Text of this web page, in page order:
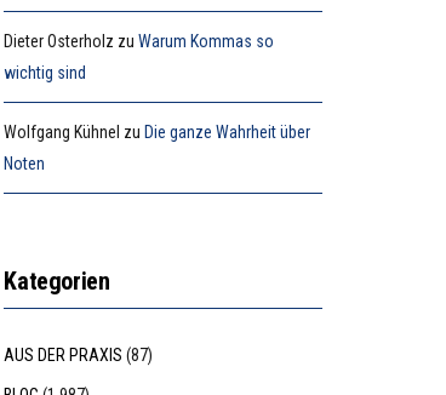
Dieter Osterholz zuWarum Kommas so
wichtig sind
Wolfgang Kühnel zu Die ganze Wahrheit über
Noten
Kategorien
AUS DER PRAXIS (87)